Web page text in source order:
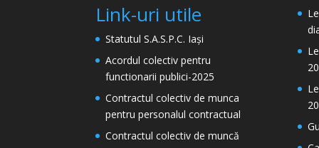
Link-uri utile
Statutul S.A.S.P.C. Iași
Acordul colectiv pentru
functionarii publici-2025
Contractul colectiv de munca
pentru personalul contractual
Contractul colectiv de muncă